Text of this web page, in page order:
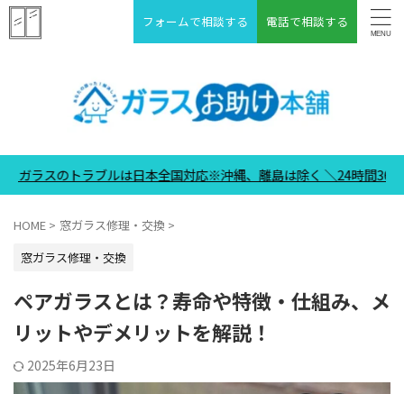
フォームで相談する 電話で相談する
は日本全国対応※沖縄、離島は除く ＼24時間365日受付中／
HOME > 窓ガラス修理・交換 >
窓ガラス修理・交換
ペアガラスとは？寿命や特徴・仕組み、メ
リットやデメリットを解説！
2025年6月23日